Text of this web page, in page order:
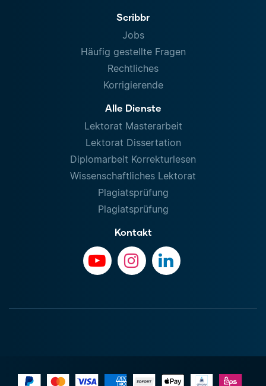
Scribbr
Jobs
Häufig gestellte Fragen
Rechtliches
Korrigierende
Alle Dienste
Lektorat Masterarbeit
Lektorat Dissertation
Diplomarbeit Korrekturlesen
Wissenschaftliches Lektorat
Plagiatsprüfung
Plagiatsprüfung
Kontakt